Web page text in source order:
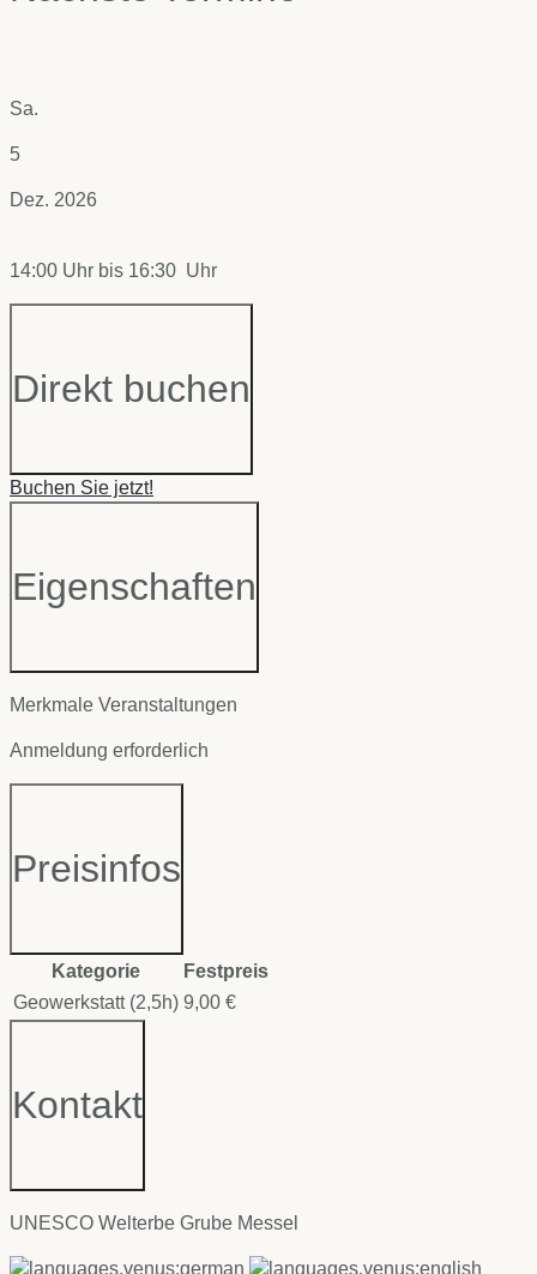
Sa.
5
Dez. 2026
14:00 Uhr bis 16:30 Uhr
Direkt buchen
Buchen Sie jetzt!
Eigenschaften
Merkmale Veranstaltungen
Anmeldung erforderlich
Preisinfos
Kategorie
Festpreis
Geowerkstatt (2,5h) 9,00 €
Kontakt
UNESCO Welterbe Grube Messel